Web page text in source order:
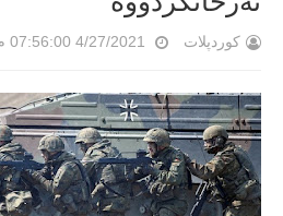
کوردپلات 4/27/2021 07:56:00 م